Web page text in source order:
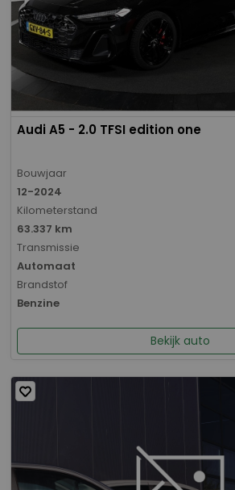
Audi A5 - 2.0 TFSI edition one
Bouwjaar
12-2024
Kilometerstand
63.337 km
Transmissie
Automaat
Brandstof
Benzine
Bekijk auto